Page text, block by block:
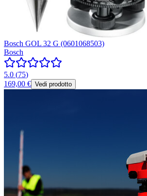
Bosch GOL 32 G (0601068503)
Bosch
5.0 (75)
169,00 € Vedi prodotto